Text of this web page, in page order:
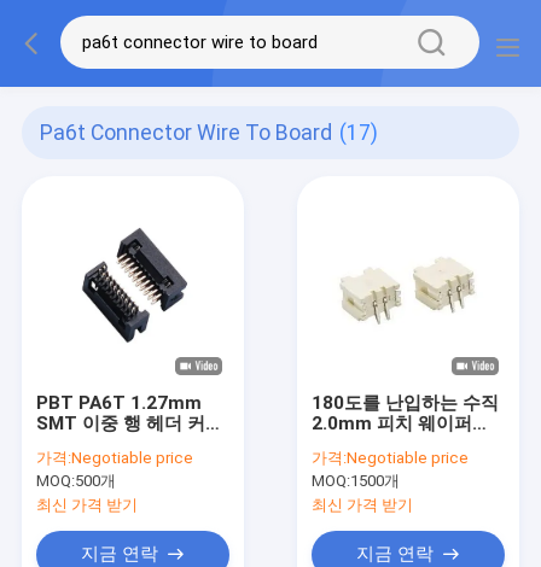
Pa6t Connector Wire To Board (17)
PBT PA6T 1.27mm
SMT 이중 행 헤더 커넥
가격:Negotiable price
MOQ:500개
최신 가격 받기
지금 연락
180도를 난입하는 수직
2.0mm 피치 웨이퍼
가격:Negotiable price
MOQ:1500개
최신 가격 받기
지금 연락